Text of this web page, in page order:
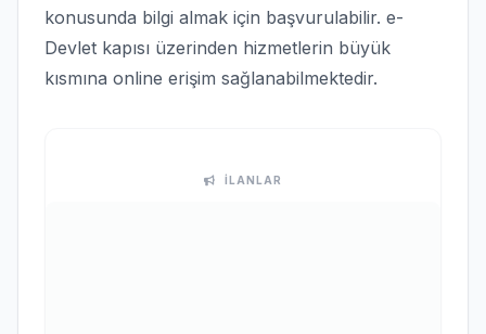
konusunda bilgi almak için başvurulabilir. e-
Devlet kapısı üzerinden hizmetlerin büyük
kısmına online erişim sağlanabilmektedir.
İLANLAR